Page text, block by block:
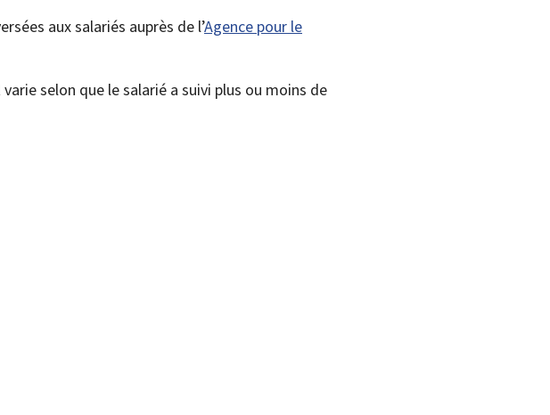
aux salariés auprès de l’Agence pour le
selon que le salarié a suivi plus ou moins de